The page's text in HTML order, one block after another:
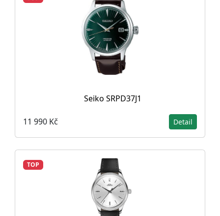
Seiko SRPD37J1
11 990 Kč Detail
TOP